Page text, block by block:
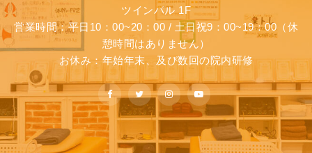
ツインパル 1F
営業時間：平日10：00~20：00 / 土日祝9：00~19：00（休
憩時間はありません）
お休み：年始年末、及び数回の院内研修